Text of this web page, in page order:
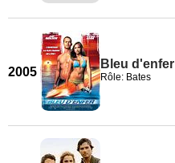
2005
Bleu d'enfer
Rôle: Bates